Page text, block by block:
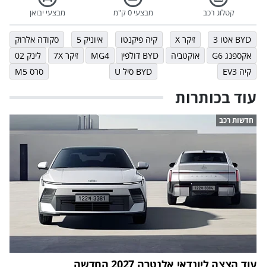
קטלוג רכב מבצעי 0 ק"מ מבצעי יבואן
BYD אטו 3 זיקר X קיה פיקנטו איוניק 5
סקודה אלרוק
אקספנג G6
אוקטביה BYD דולפין MG4 זיקר 7X
לינק 02
קיה EV3
BYD סיל U סרס M5
עוד בכותרות
חדשות רכב